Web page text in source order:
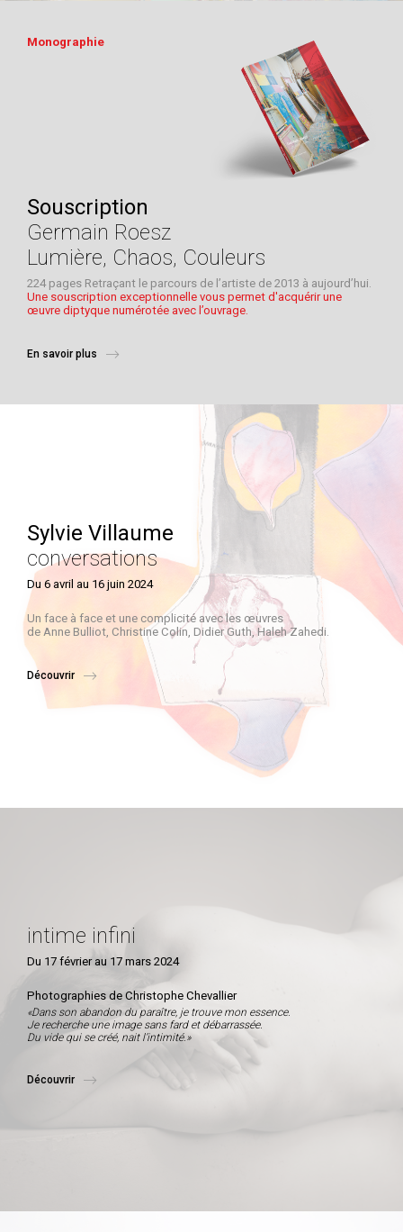
Monographie
Souscription
Germain Roesz
Lumière, Chaos, Couleurs
224 pages Retraçant le parcours de l’artiste de 2013 à aujourd’hui.
Une souscription exceptionnelle vous permet d'acquérir une
œuvre diptyque numérotée avec l’ouvrage.
En savoir plus
Sylvie Villaume
conversations
Du 6 avril au 16 juin 2024
Un face à face et une complicité avec les œuvres
de Anne Bulliot, Christine Colin, Didier Guth, Haleh Zahedi.
Découvrir
intime infini
Du 17 février au 17 mars 2024
Photographies de Christophe Chevallier
«Dans son abandon du paraître, je trouve mon essence.
Je recherche une image sans fard et débarrassée.
Du vide qui se créé, nait l’intimité.»
Découvrir